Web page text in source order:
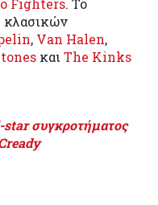
Fighters. Το
κλασικών
, Van Halen,
καιThe Kinks
συγκροτήματος